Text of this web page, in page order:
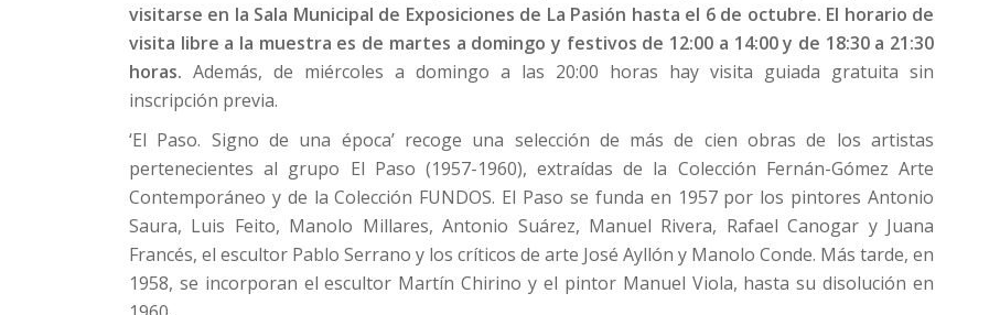
visitarse en la Sala Municipal de Exposiciones de La Pasión hasta el 6 de octubre. El horario de
visita libre a la muestra es de martes a domingo y festivos de 12:00 a 14:00 y de 18:30 a 21:30
horas. Además, de miércoles a domingo a las 20:00 horas hay visita guiada gratuita sin
inscripción previa.
‘El Paso. Signo de una época’ recoge una selección de más de cien obras de los artistas
pertenecientes al grupo El Paso (1957-1960), extraídas de la Colección Fernán-Gómez Arte
Contemporáneo y de la Colección FUNDOS. El Paso se funda en 1957 por los pintores Antonio
Saura, Luis Feito, Manolo Millares, Antonio Suárez, Manuel Rivera, Rafael Canogar y Juana
Francés, el escultor Pablo Serrano y los críticos de arte José Ayllón y Manolo Conde. Más tarde, en
1958, se incorporan el escultor Martín Chirino y el pintor Manuel Viola, hasta su disolución en